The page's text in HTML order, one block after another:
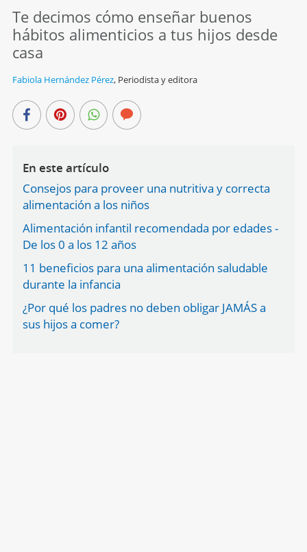
Te decimos cómo enseñar buenos
hábitos alimenticios a tus hijos desde
casa
Fabiola Hernández Pérez, Periodista y editora
En este artículo
Consejos para proveer una nutritiva y correcta
alimentación a los niños
Alimentación infantil recomendada por edades -
De los 0 a los 12 años
11 beneficios para una alimentación saludable
durante la infancia
¿Por qué los padres no deben obligar JAMÁS a
sus hijos a comer?